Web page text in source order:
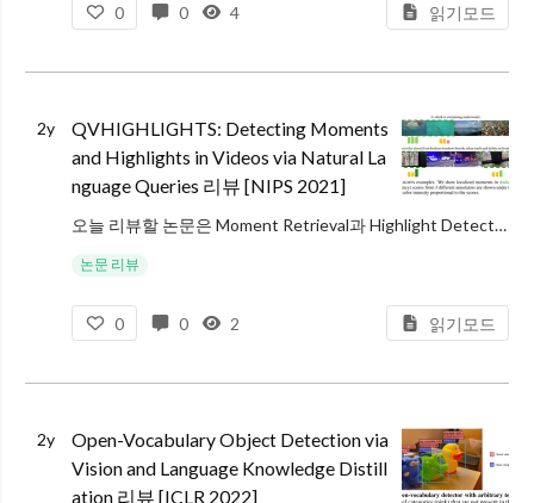
0 0 4 읽기모드
2y
QVHIGHLIGHTS: Detecting Moments
and Highlights in Videos via Natural La
nguage Queries 리뷰 [NIPS 2021]
오늘 리뷰할 논문은 Moment Retrieval과 Highlight Detection을 위한 데이터셋인 QVHIGHRIGHTS와 Moment-DETR 방법론을 제안한 논문입니다. 데이터셋도 데이터셋이지만 Moment-DETR이
논문 리뷰
0 0 2 읽기모드
2y
Open-Vocabulary Object Detection via
Vision and Language Knowledge Distill
ation 리뷰 [ICLR 2022]